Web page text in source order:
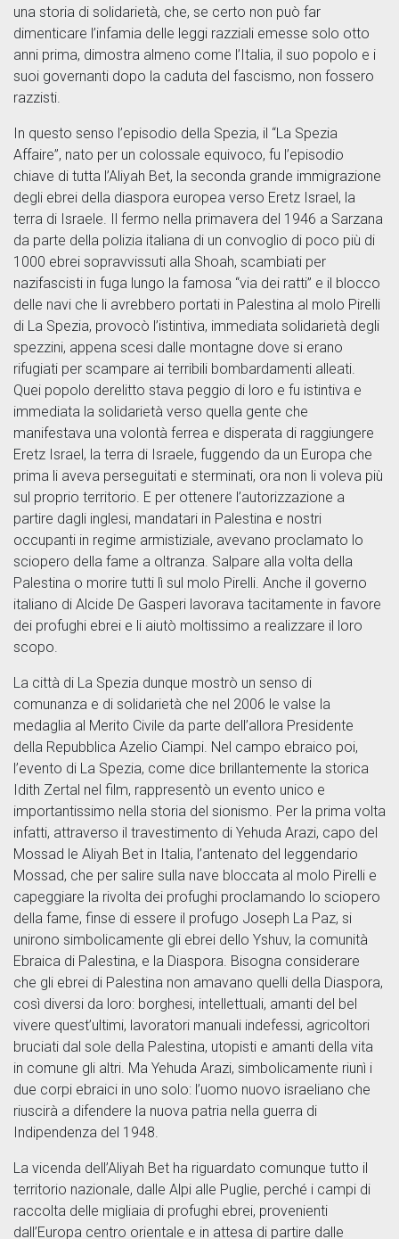
una storia di solidarietà, che, se certo non può far
dimenticare l’infamia delle leggi razziali emesse solo otto
anni prima, dimostra almeno come l’Italia, il suo popolo e i
suoi governanti dopo la caduta del fascismo, non fossero
razzisti.
In questo senso l’episodio della Spezia, il “La Spezia
Affaire”, nato per un colossale equivoco, fu l’episodio
chiave di tutta l’Aliyah Bet, la seconda grande immigrazione
degli ebrei della diaspora europea verso Eretz Israel, la
terra di Israele. Il fermo nella primavera del 1946 a Sarzana
da parte della polizia italiana di un convoglio di poco più di
1000 ebrei sopravvissuti alla Shoah, scambiati per
nazifascisti in fuga lungo la famosa “via dei ratti” e il blocco
delle navi che li avrebbero portati in Palestina al molo Pirelli
di La Spezia, provocò l’istintiva, immediata solidarietà degli
spezzini, appena scesi dalle montagne dove si erano
rifugiati per scampare ai terribili bombardamenti alleati.
Quei popolo derelitto stava peggio di loro e fu istintiva e
immediata la solidarietà verso quella gente che
manifestava una volontà ferrea e disperata di raggiungere
Eretz Israel, la terra di Israele, fuggendo da un Europa che
prima li aveva perseguitati e sterminati, ora non li voleva più
sul proprio territorio. E per ottenere l’autorizzazione a
partire dagli inglesi, mandatari in Palestina e nostri
occupanti in regime armistiziale, avevano proclamato lo
sciopero della fame a oltranza. Salpare alla volta della
Palestina o morire tutti lì sul molo Pirelli. Anche il governo
italiano di Alcide De Gasperi lavorava tacitamente in favore
dei profughi ebrei e li aiutò moltissimo a realizzare il loro
scopo.
La città di La Spezia dunque mostrò un senso di
comunanza e di solidarietà che nel 2006 le valse la
medaglia al Merito Civile da parte dell’allora Presidente
della Repubblica Azelio Ciampi. Nel campo ebraico poi,
l’evento di La Spezia, come dice brillantemente la storica
Idith Zertal nel film, rappresentò un evento unico e
importantissimo nella storia del sionismo. Per la prima volta
infatti, attraverso il travestimento di Yehuda Arazi, capo del
Mossad le Aliyah Bet in Italia, l’antenato del leggendario
Mossad, che per salire sulla nave bloccata al molo Pirelli e
capeggiare la rivolta dei profughi proclamando lo sciopero
della fame, finse di essere il profugo Joseph La Paz, si
unirono simbolicamente gli ebrei dello Yshuv, la comunità
Ebraica di Palestina, e la Diaspora. Bisogna considerare
che gli ebrei di Palestina non amavano quelli della Diaspora,
così diversi da loro: borghesi, intellettuali, amanti del bel
vivere quest’ultimi, lavoratori manuali indefessi, agricoltori
bruciati dal sole della Palestina, utopisti e amanti della vita
in comune gli altri. Ma Yehuda Arazi, simbolicamente riunì i
due corpi ebraici in uno solo: l’uomo nuovo israeliano che
riuscirà a difendere la nuova patria nella guerra di
Indipendenza del 1948.
La vicenda dell’Aliyah Bet ha riguardato comunque tutto il
territorio nazionale, dalle Alpi alle Puglie, perché i campi di
raccolta delle migliaia di profughi ebrei, provenienti
dall’Europa centro orientale e in attesa di partire dalle